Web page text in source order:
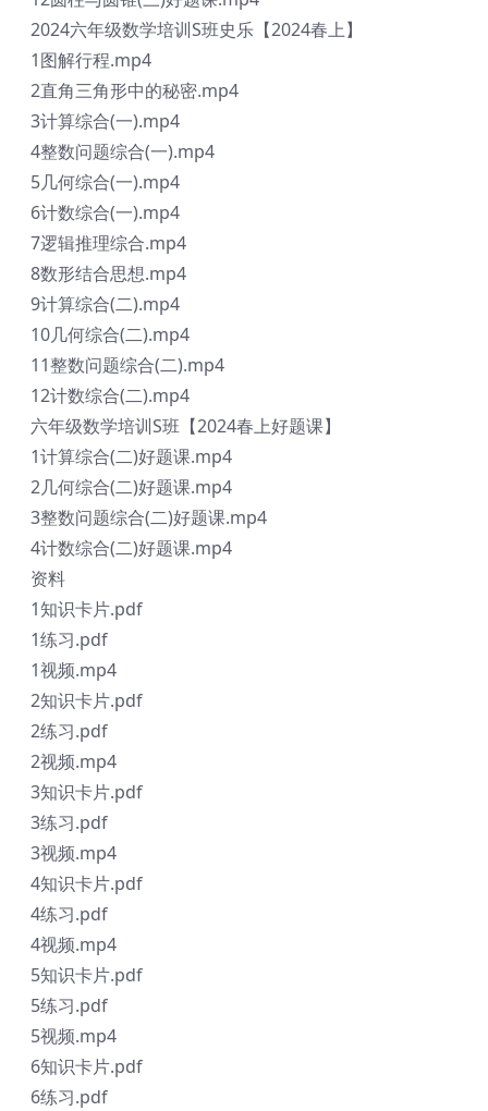
2024六年级数学培训S班史乐【2024春上】
1图解行程.mp4
2直角三角形中的秘密.mp4
3计算综合(一).mp4
4整数问题综合(一).mp4
5几何综合(一).mp4
6计数综合(一).mp4
7逻辑推理综合.mp4
8数形结合思想.mp4
9计算综合(二).mp4
10几何综合(二).mp4
11整数问题综合(二).mp4
12计数综合(二).mp4
六年级数学培训S班【2024春上好题课】
1计算综合(二)好题课.mp4
2几何综合(二)好题课.mp4
3整数问题综合(二)好题课.mp4
4计数综合(二)好题课.mp4
资料
1知识卡片.pdf
1练习.pdf
1视频.mp4
2知识卡片.pdf
2练习.pdf
2视频.mp4
3知识卡片.pdf
3练习.pdf
3视频.mp4
4知识卡片.pdf
4练习.pdf
4视频.mp4
5知识卡片.pdf
5练习.pdf
5视频.mp4
6知识卡片.pdf
6练习.pdf